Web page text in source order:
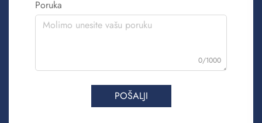
Poruka
0/1000
POŠALJI